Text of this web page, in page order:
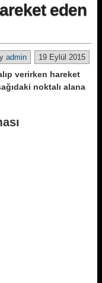
eden
19 Eylül 2015
admin
verirken hareket
noktalı alana